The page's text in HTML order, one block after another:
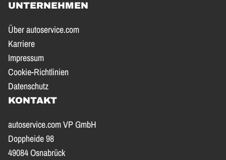
UNTERNEHMEN
Über autoservice.com
Karriere
Impressum
Cookie-Richtlinien
Datenschutz
KONTAKT
autoservice.com VP GmbH
Doppheide 98
49084 Osnabrück